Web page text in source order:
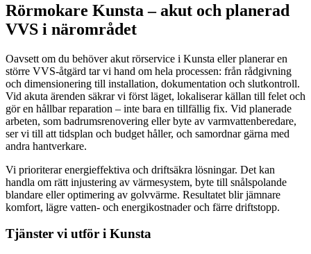
Rörmokare Kunsta – akut och planerad
VVS i närområdet
Oavsett om du behöver akut rörservice i Kunsta eller planerar en
större VVS-åtgärd tar vi hand om hela processen: från rådgivning
och dimensionering till installation, dokumentation och slutkontroll.
Vid akuta ärenden säkrar vi först läget, lokaliserar källan till felet och
gör en hållbar reparation – inte bara en tillfällig fix. Vid planerade
arbeten, som badrumsrenovering eller byte av varmvattenberedare,
ser vi till att tidsplan och budget håller, och samordnar gärna med
andra hantverkare.
Vi prioriterar energieffektiva och driftsäkra lösningar. Det kan
handla om rätt injustering av värmesystem, byte till snålspolande
blandare eller optimering av golvvärme. Resultatet blir jämnare
komfort, lägre vatten- och energikostnader och färre driftstopp.
Tjänster vi utför i Kunsta